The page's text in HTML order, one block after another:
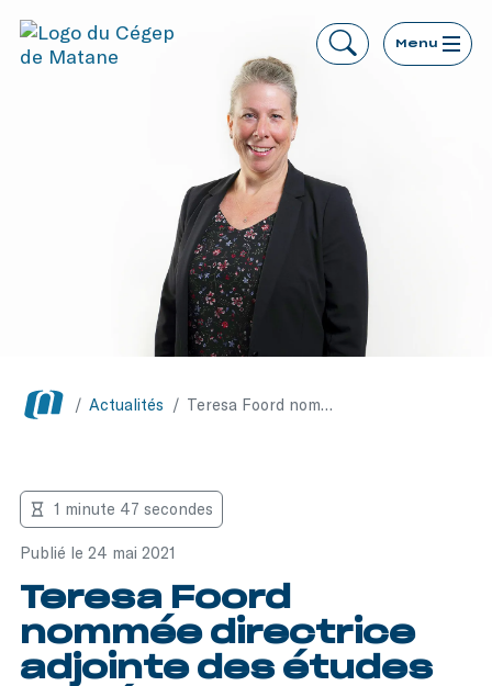
Menu
/ Actualités / Teresa Foord nommée directrice adjointe des études au Cégep de Matane
Publié le 24 mai 2021
1 minute 47 secondes
Teresa Foord
nommée directrice
adjointe des études